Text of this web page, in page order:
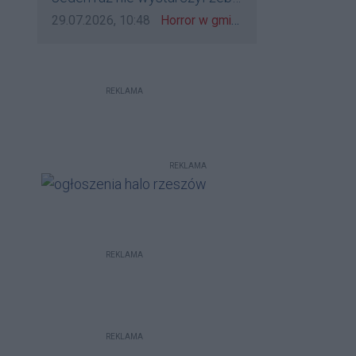
bo to zagorzali pisowcy
go zatrzymać?
Data dodania komentarza:
29.07.2026, 10:48 Źródło komentarza:
Horror w gminie Łańcut. Mieszkaniec Rzeszowa terroryzował rodzinę nożem i zaatakował policjantów! [VIDEO]
REKLAMA
REKLAMA
REKLAMA
REKLAMA